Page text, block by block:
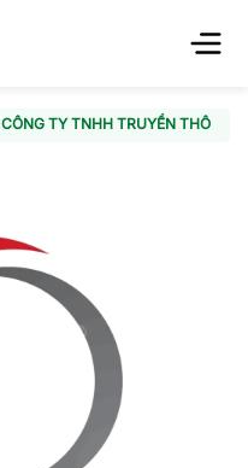
CÔNG TY TNHH TRUYỀN THÔNG